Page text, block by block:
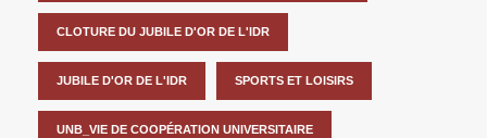
CLOTURE DU JUBILE D'OR DE L'IDR
JUBILE D'OR DE L'IDR SPORTS ET LOISIRS
UNB_VIE DE COOPÉRATION UNIVERSITAIRE